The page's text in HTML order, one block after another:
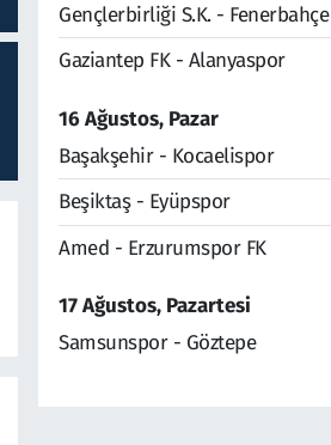
Gençlerbirliği S.K. - Fenerbahçe
Gaziantep FK - Alanyaspor
16 Ağustos, Pazar
Başakşehir - Kocaelispor
Beşiktaş - Eyüpspor
Amed - Erzurumspor FK
17 Ağustos, Pazartesi
Samsunspor - Göztepe